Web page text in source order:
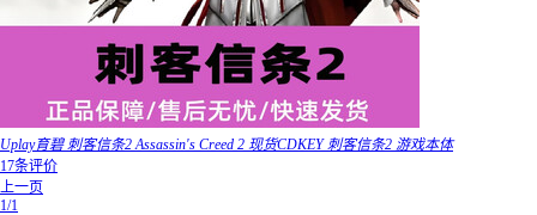
Uplay育碧 刺客信条2 Assassin's Creed 2 现货CDKEY 刺客信条2 游戏本体
17条评价
上一页
1/1